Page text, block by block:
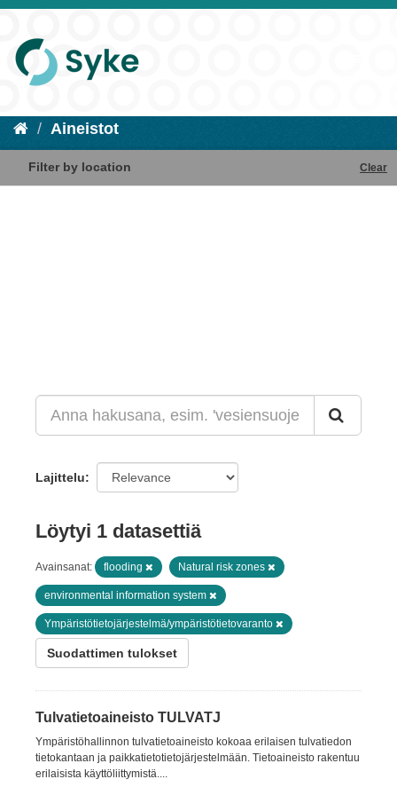
Aineistot
Filter by location Clear
Lajittelu
Löytyi 1 datasettiä
Avainsanat: flooding Natural risk zones
environmental information system
Ympäristötietojärjestelmä/ympäristötietovaranto
Suodattimen tulokset
Tulvatietoaineisto TULVATJ
Ympäristöhallinnon tulvatietoaineisto kokoaa erilaisen tulvatiedon
tietokantaan ja paikkatietotietojärjestelmään. Tietoaineisto rakentuu
erilaisista käyttöliittymistä....